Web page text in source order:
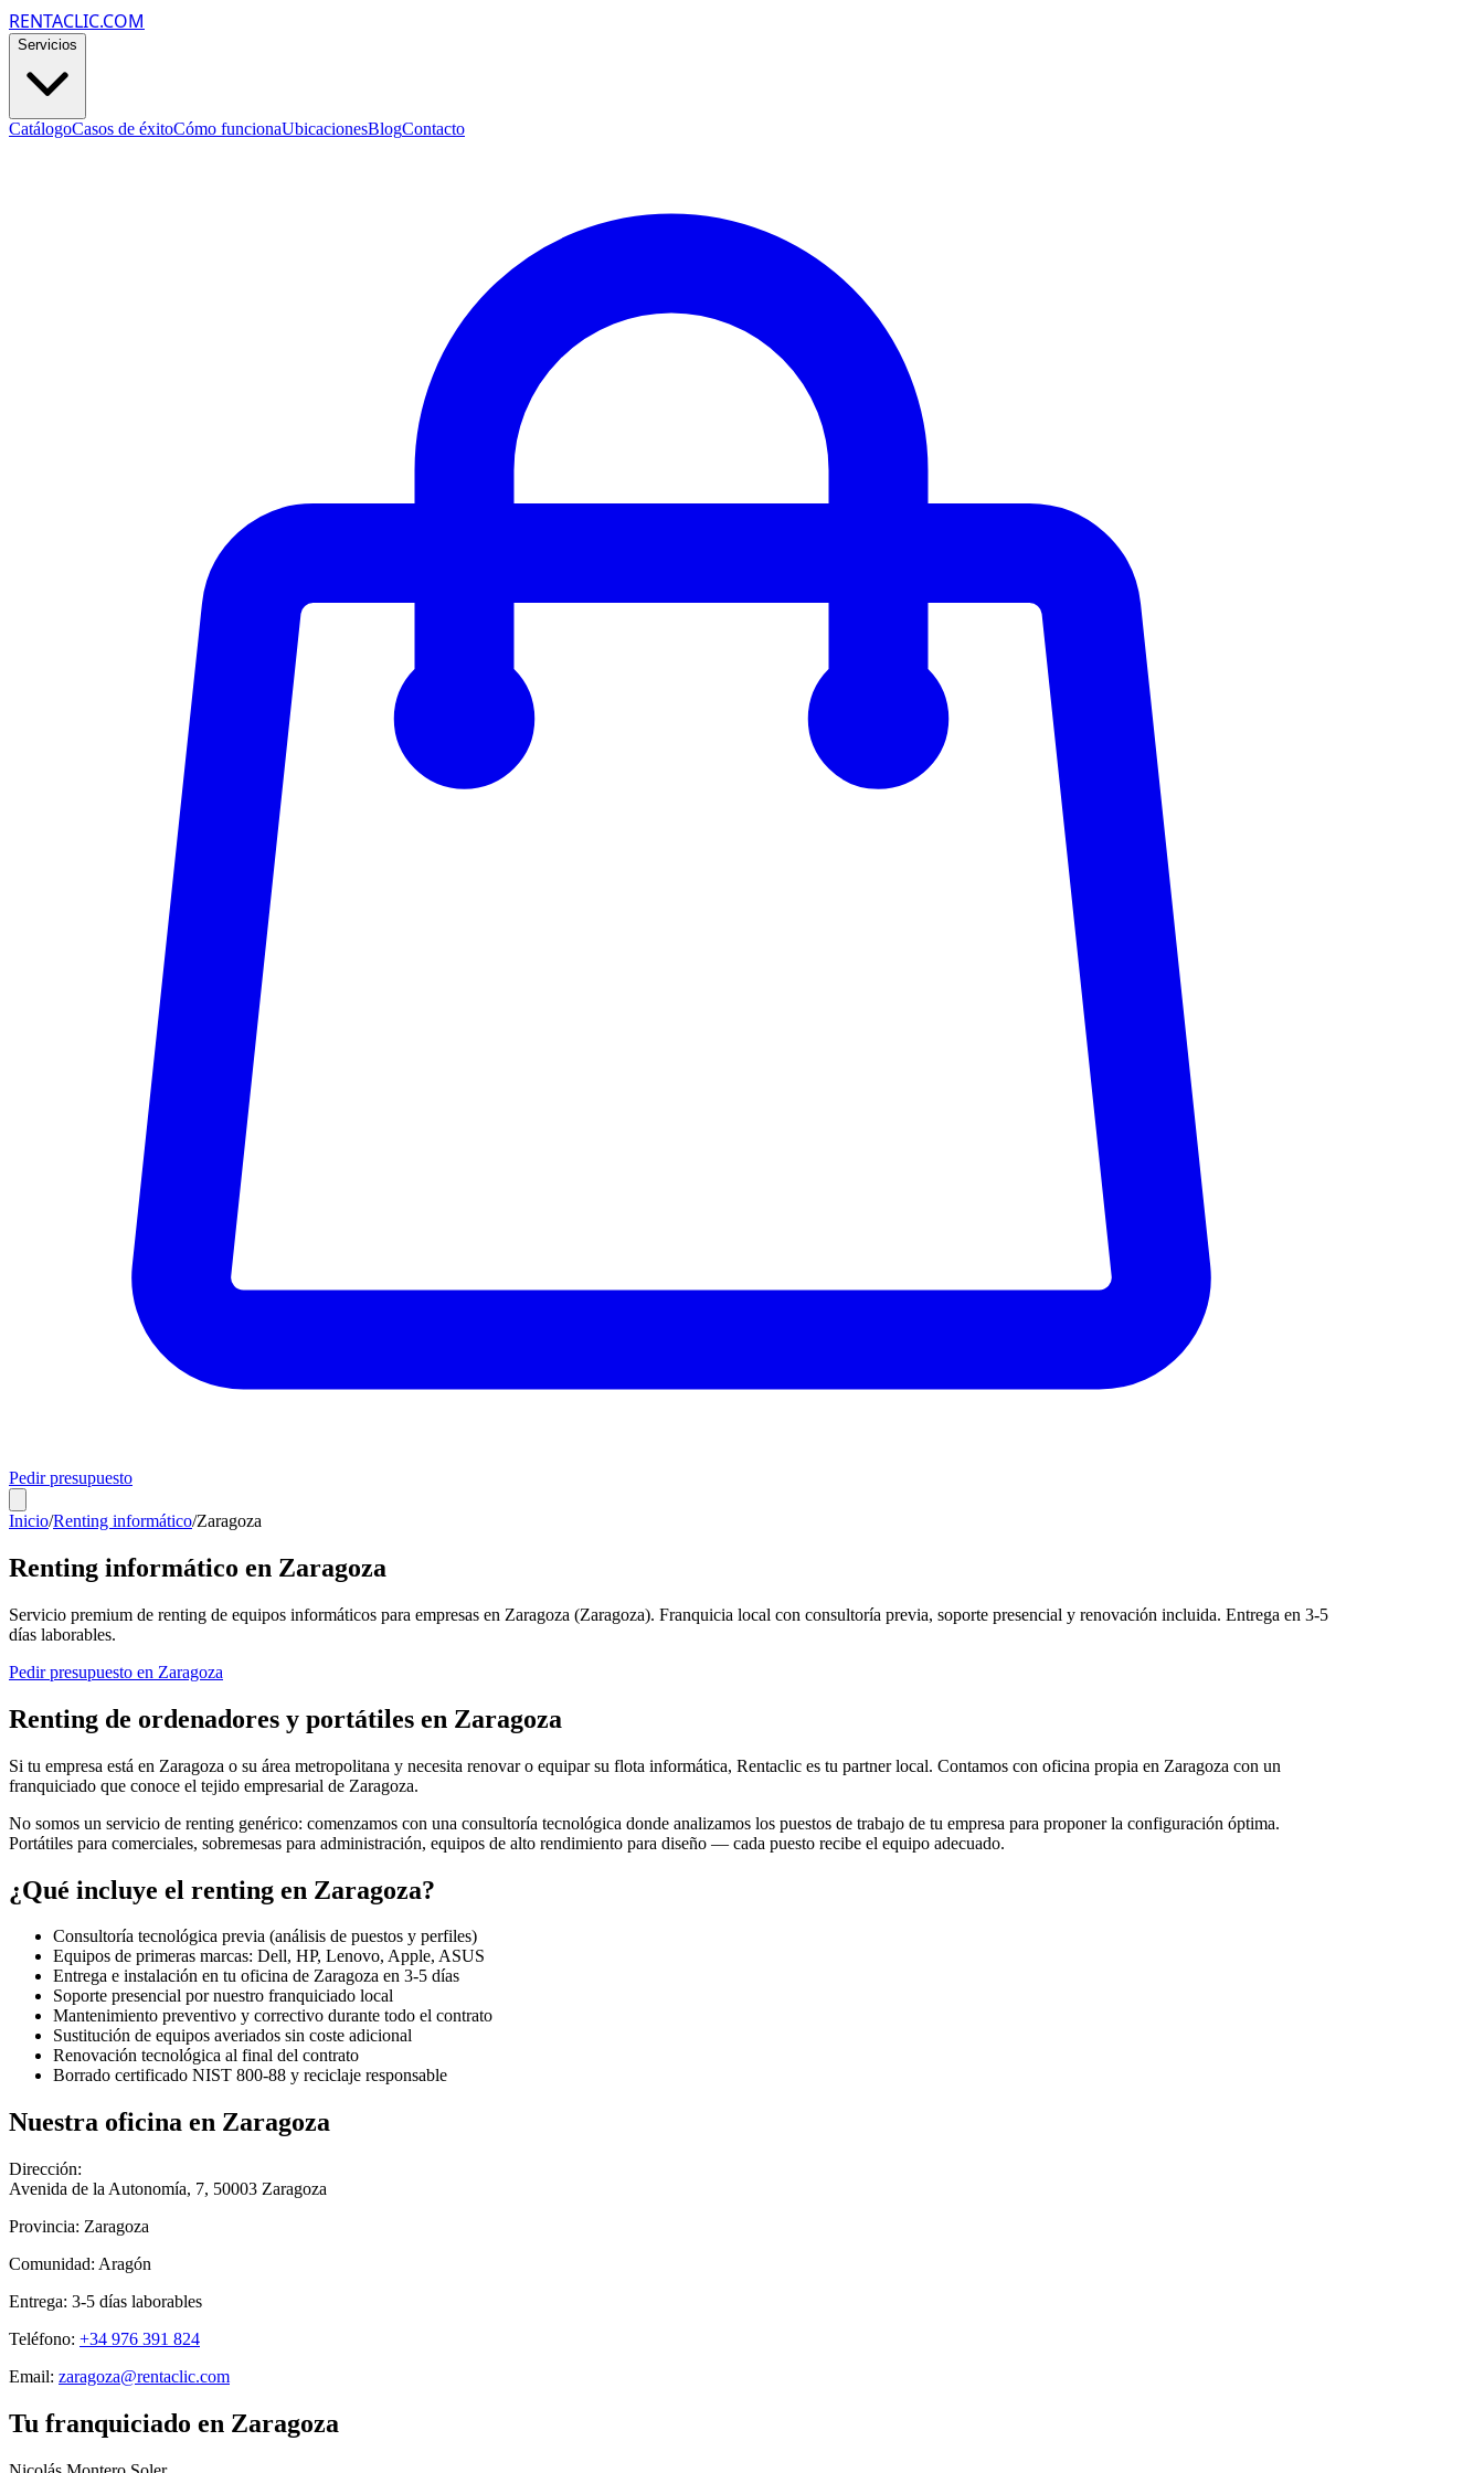
RENTACLIC.COM
Servicios
CatálogoCasos de éxitoCómo funcionaUbicacionesBlogContacto
Pedir presupuesto
Inicio/Renting informático/Zaragoza
Renting informático en Zaragoza
Servicio premium de renting de equipos informáticos para empresas en Zaragoza (Zaragoza). Franquicia local con consultoría previa, soporte presencial y renovación incluida. Entrega en 3-5
días laborables.
Pedir presupuesto en Zaragoza
Renting de ordenadores y portátiles en Zaragoza
Si tu empresa está en Zaragoza o su área metropolitana y necesita renovar o equipar su flota informática, Rentaclic es tu partner local. Contamos con oficina propia en Zaragoza con un
franquiciado que conoce el tejido empresarial de Zaragoza.
No somos un servicio de renting genérico: comenzamos con una consultoría tecnológica donde analizamos los puestos de trabajo de tu empresa para proponer la configuración óptima.
Portátiles para comerciales, sobremesas para administración, equipos de alto rendimiento para diseño — cada puesto recibe el equipo adecuado.
¿Qué incluye el renting en Zaragoza?
Consultoría tecnológica previa (análisis de puestos y perfiles)
Equipos de primeras marcas: Dell, HP, Lenovo, Apple, ASUS
Entrega e instalación en tu oficina de Zaragoza en 3-5 días
Soporte presencial por nuestro franquiciado local
Mantenimiento preventivo y correctivo durante todo el contrato
Sustitución de equipos averiados sin coste adicional
Renovación tecnológica al final del contrato
Borrado certificado NIST 800-88 y reciclaje responsable
Nuestra oficina en Zaragoza
Dirección:
Avenida de la Autonomía, 7, 50003 Zaragoza
Provincia: Zaragoza
Comunidad: Aragón
Entrega: 3-5 días laborables
Teléfono: +34 976 391 824
Email: zaragoza@rentaclic.com
Tu franquiciado en Zaragoza